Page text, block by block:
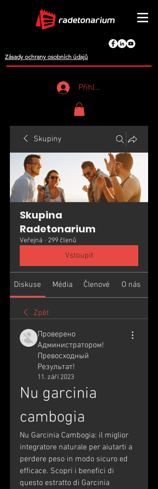
Zásady ochrany osobních údajů
Přihlášení
Skupiny
Skupina
Radetonarium
Veřejná · 299 členů
Vstoupit
Diskuse Média Členové O nás
Zpět
Проверено
Администратором!
Превосходный
Результат!
11. září 2023
Nu garcinia
cambogia
Nu Garcinia Cambogia: il miglior
integratore naturale per aiutarti a
perdere peso in modo sicuro ed
efficace. Scopri i benefici di
questo estratto di Garcinia